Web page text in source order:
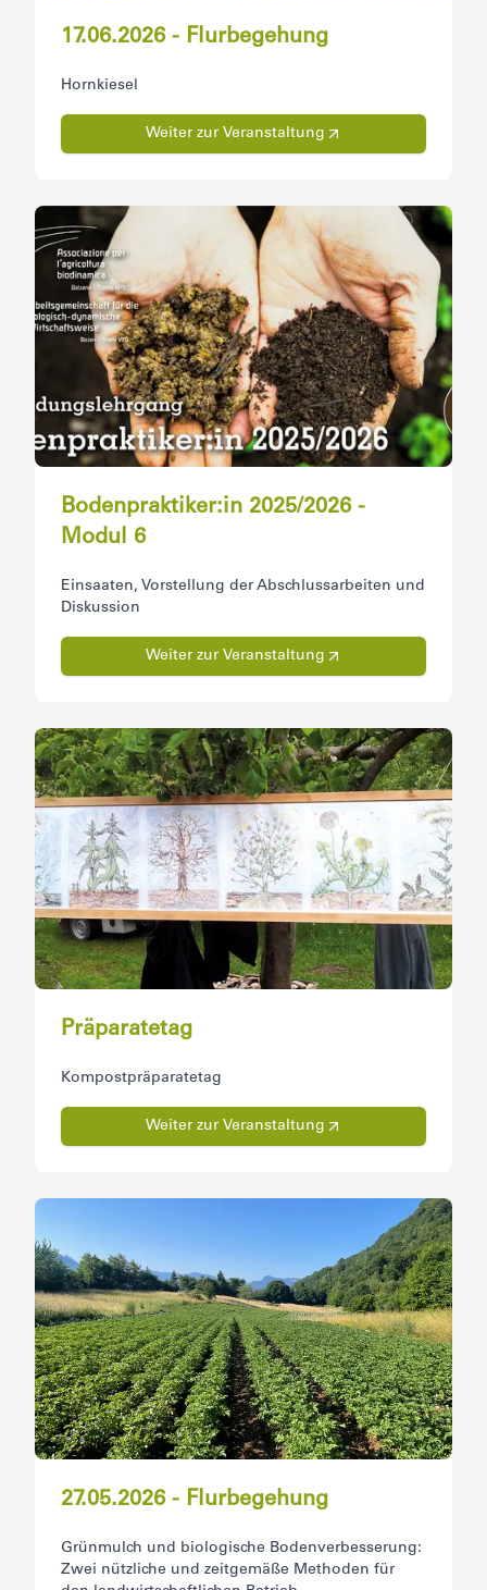
17.06.2026 - Flurbegehung
Hornkiesel
Weiter zur Veranstaltung
Bodenpraktiker:in 2025/2026 -
Modul 6
Einsaaten, Vorstellung der Abschlussarbeiten und
Diskussion
Weiter zur Veranstaltung
Präparatetag
Kompostpräparatetag
Weiter zur Veranstaltung
27.05.2026 - Flurbegehung
Grünmulch und biologische Bodenverbesserung:
Zwei nützliche und zeitgemäße Methoden für